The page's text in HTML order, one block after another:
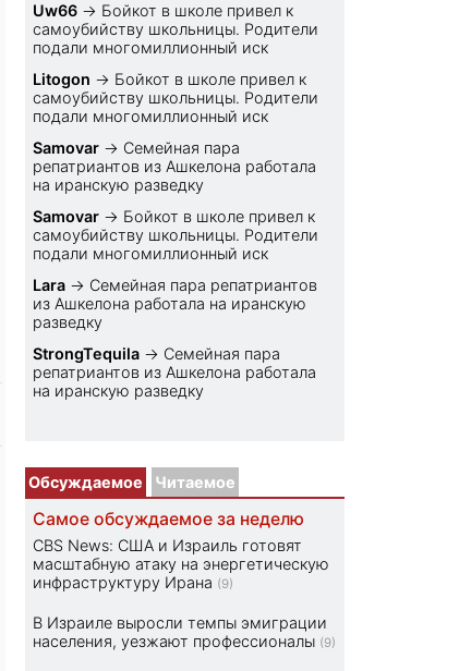
Uw66 → Бойкот в школе привел к
самоубийству школьницы. Родители
подали многомиллионный иск
Litogon → Бойкот в школе привел к
самоубийству школьницы. Родители
подали многомиллионный иск
Samovar → Семейная пара
репатриантов из Ашкелона работала
на иранскую разведку
Samovar → Бойкот в школе привел к
самоубийству школьницы. Родители
подали многомиллионный иск
Lara → Семейная пара репатриантов
из Ашкелона работала на иранскую
разведку
StrongTequila → Семейная пара
репатриантов из Ашкелона работала
на иранскую разведку
Обсуждаемое Читаемое
Самое обсуждаемое за неделю
CBS News: США и Израиль готовят
масштабную атаку на энергетическую
инфраструктуру Ирана (9)
В Израиле выросли темпы эмиграции
населения, уезжают профессионалы (9)